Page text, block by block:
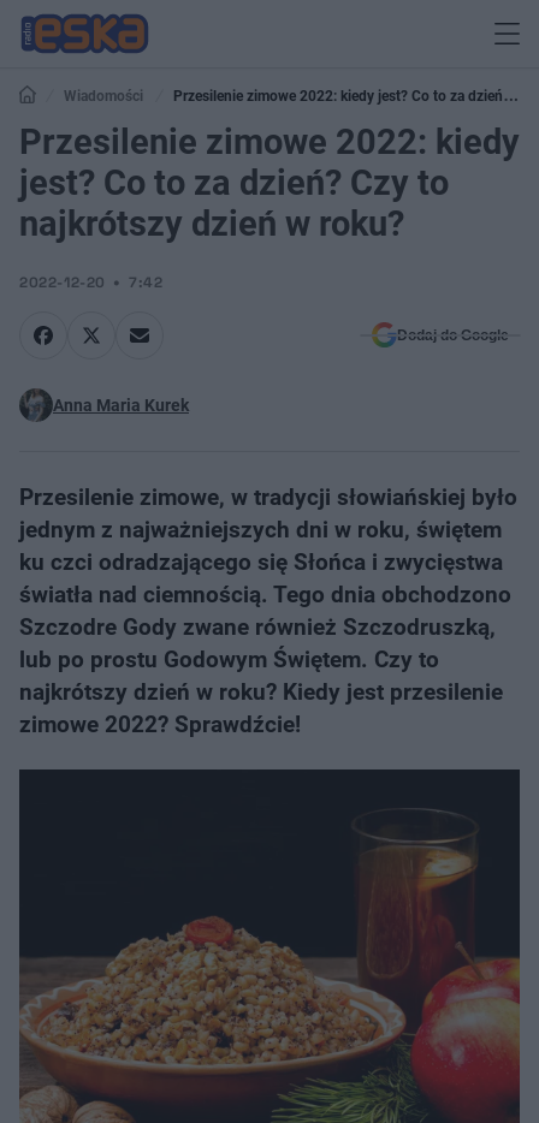
Wiadomości
Przesilenie zimowe 2022: kiedy jest? Co to za dzień?
Czy to najkrótszy dzień w roku?
Przesilenie zimowe 2022: kiedy
jest? Co to za dzień? Czy to
najkrótszy dzień w roku?
2022-12-20 7:42
Dodaj do Google
Anna Maria Kurek
Przesilenie zimowe, w tradycji słowiańskiej było
jednym z najważniejszych dni w roku, świętem
ku czci odradzającego się Słońca i zwycięstwa
światła nad ciemnością. Tego dnia obchodzono
Szczodre Gody zwane również Szczodruszką,
lub po prostu Godowym Świętem. Czy to
najkrótszy dzień w roku? Kiedy jest przesilenie
zimowe 2022? Sprawdźcie!